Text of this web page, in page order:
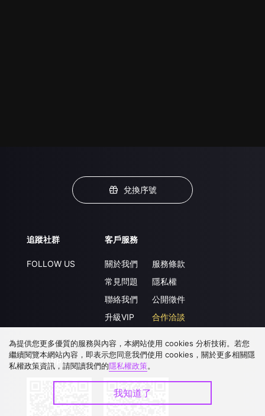
兌換序號
追蹤社群
FOLLOW US
客戶服務
關於我們
常見問題
聯絡我們
升級VIP
服務條款
隱私權
公開徵件
合作洽談
下載 APP
為提供您更多優質的服務與內容，本網站使用 cookies 分析技術。若您
繼續閱覽本網站內容，即表示您同意我們使用 cookies，關於更多相關隱
私權政策資訊，請閱讀我們的隱私權政策。
我知道了